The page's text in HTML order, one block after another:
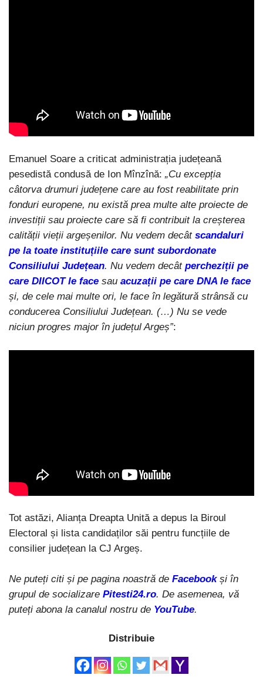
Emanuel Soare a criticat administrația județeană
pesedistă condusă de Ion Mînzînă: „Cu excepția
câtorva drumuri județene care au fost reabilitate prin
fonduri europene, nu există prea multe alte proiecte de
investiții sau proiecte care să fi contribuit la creșterea
calității vieții argeșenilor. Nu vedem decât scandaluri
pe la toate instituțiile care sunt subordonate
Consiliului Județean. Nu vedem decât percheziții pe
care DIICOT le face sau acuzații pe care DNA le face
și, de cele mai multe ori, le face în legătură strânsă cu
conducerea Consiliului Județean. (…) Nu se vede
niciun progres major în județul Argeș”:
Tot astăzi, Alianța Dreapta Unită a depus la Biroul
Electoral și lista candidaților săi pentru funcțiile de
consilier județean la CJ Argeș.
Ne puteți citi și pe pagina noastră de Facebook și în
grupul de socializare Pitesti24.ro. De asemenea, vă
puteți abona la canalul nostru de YouTube.
Distribuie